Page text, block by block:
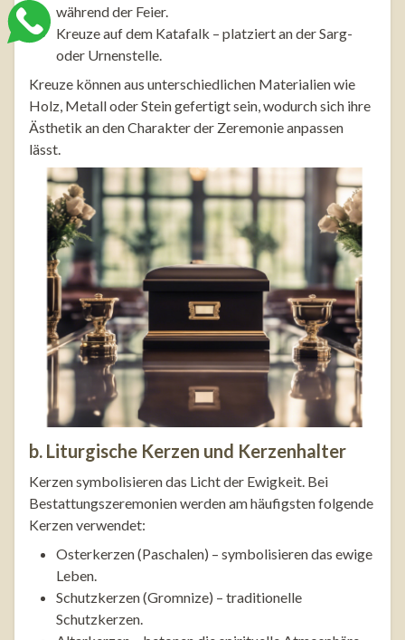
während der Feier.
Kreuze auf dem Katafalk – platziert an der Sarg-
oder Urnenstelle.
Kreuze können aus unterschiedlichen Materialien wie
Holz, Metall oder Stein gefertigt sein, wodurch sich ihre
Ästhetik an den Charakter der Zeremonie anpassen
lässt.
b. Liturgische Kerzen und Kerzenhalter
Kerzen symbolisieren das Licht der Ewigkeit. Bei
Bestattungszeremonien werden am häufigsten folgende
Kerzen verwendet:
Osterkerzen (Paschalen) – symbolisieren das ewige
Leben.
Schutzkerzen (Gromnize) – traditionelle
Schutzkerzen.